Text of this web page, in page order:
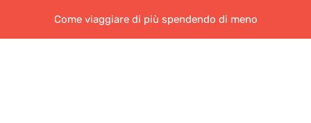
Come viaggiare di più spendendo di meno